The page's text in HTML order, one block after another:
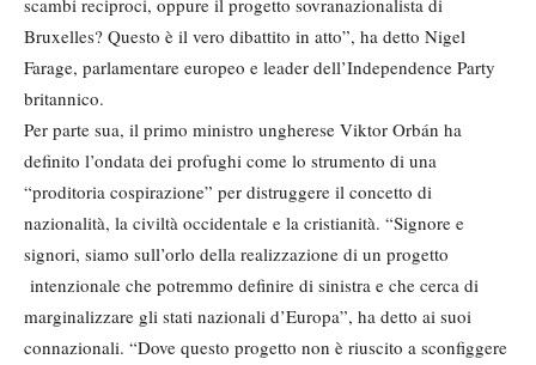
scambi reciproci, oppure il progetto sovranazionalista di
Bruxelles? Questo è il vero dibattito in atto”, ha detto Nigel
Farage, parlamentare europeo e leader dell’Independence Party
britannico.
Per parte sua, il primo ministro ungherese Viktor Orbán ha
definito l’ondata dei profughi come lo strumento di una
“proditoria cospirazione” per distruggere il concetto di
nazionalità, la civiltà occidentale e la cristianità. “Signore e
signori, siamo sull’orlo della realizzazione di un progetto
intenzionale che potremmo definire di sinistra e che cerca di
marginalizzare gli stati nazionali d’Europa”, ha detto ai suoi
connazionali. “Dove questo progetto non è riuscito a sconfiggere